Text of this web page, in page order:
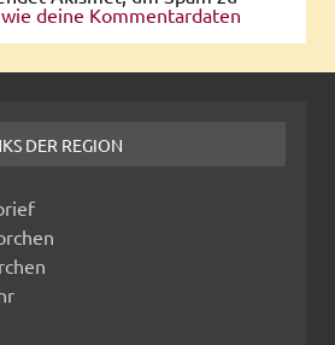
deine Kommentardaten
DER REGION